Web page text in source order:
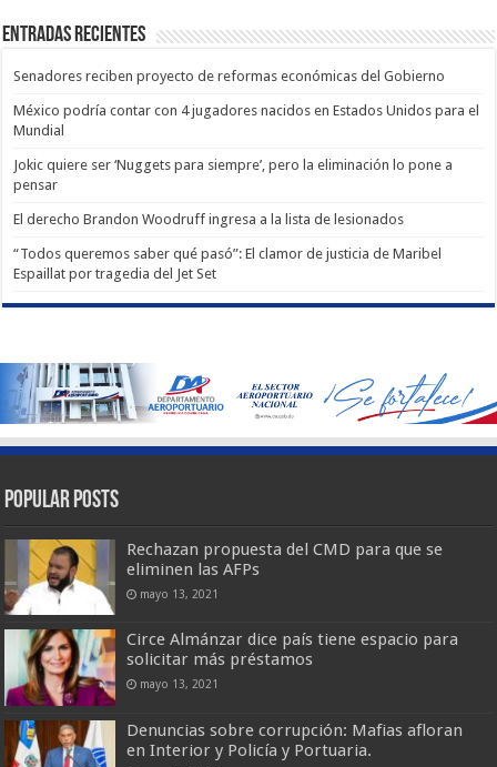
Entradas recientes
Senadores reciben proyecto de reformas económicas del Gobierno
México podría contar con 4 jugadores nacidos en Estados Unidos para el
Mundial
Jokic quiere ser ‘Nuggets para siempre’, pero la eliminación lo pone a
pensar
El derecho Brandon Woodruff ingresa a la lista de lesionados
“Todos queremos saber qué pasó”: El clamor de justicia de Maribel
Espaillat por tragedia del Jet Set
Popular Posts
Rechazan propuesta del CMD para que se
eliminen las AFPs
mayo 13, 2021
Circe Almánzar dice país tiene espacio para
solicitar más préstamos
mayo 13, 2021
Denuncias sobre corrupción: Mafias afloran
en Interior y Policía y Portuaria.